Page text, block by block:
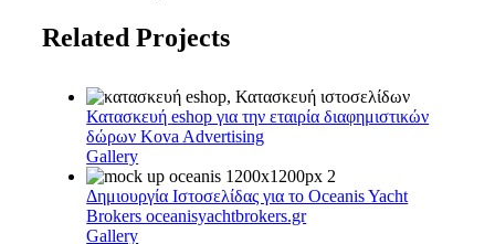
Facebook
Twitter
Whatsapp
Google+
Pinterest
Email
Related Projects
Κατασκευή eshop για την εταιρία διαφημιστικών
δώρων Kova Advertising
Gallery
Δημιουργία Ιστοσελίδας για το Oceanis Yacht
Brokers oceanisyachtbrokers.gr
Gallery